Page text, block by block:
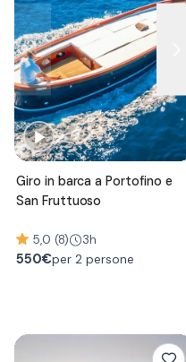
Giro in barca a Portofino e
San Fruttuoso
5,0 (8) 3h
550€per 2 persone